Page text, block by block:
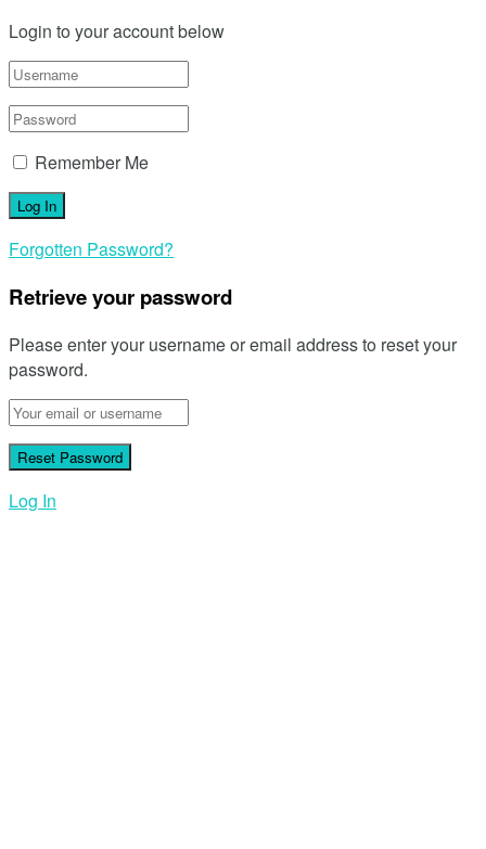
Login to your account below
Remember Me
Forgotten Password?
Retrieve your password
Please enter your username or email address to reset your
password.
Log In